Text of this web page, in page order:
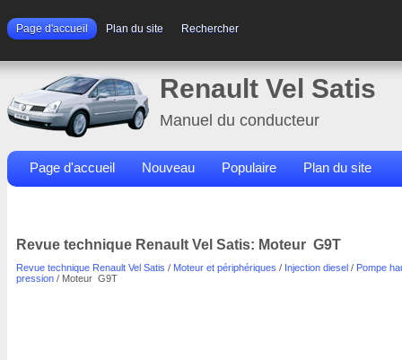
Page d'accueil Plan du site Rechercher
Renault Vel Satis
Manuel du conducteur
Page d'accueil Nouveau Populaire Plan du site
Revue technique Renault Vel Satis: Moteur G9T
Revue technique Renault Vel Satis / Moteur et périphériques / Injection diesel / Pompe
pression / Moteur G9T